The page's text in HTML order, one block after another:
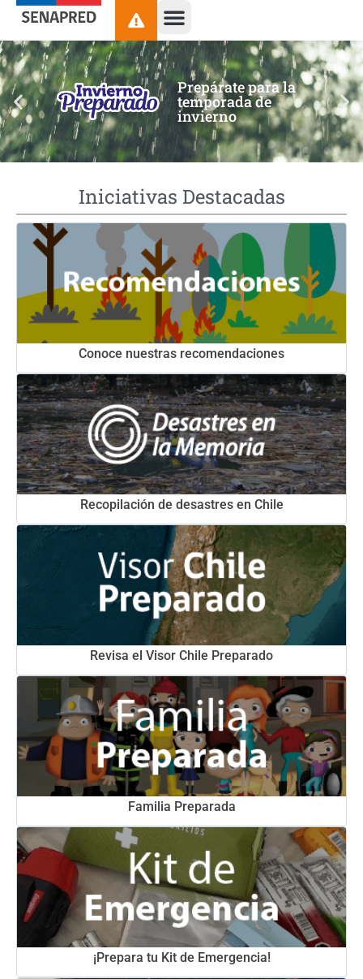
contenido
Prepárate para la
temporada de
invierno
Iniciativas Destacadas
Conoce nuestras recomendaciones
Recopilación de desastres en Chile
Revisa el Visor Chile Preparado
Familia Preparada
¡Prepara tu Kit de Emergencia!